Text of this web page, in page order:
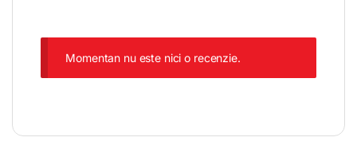
Momentan nu este nici o recenzie.